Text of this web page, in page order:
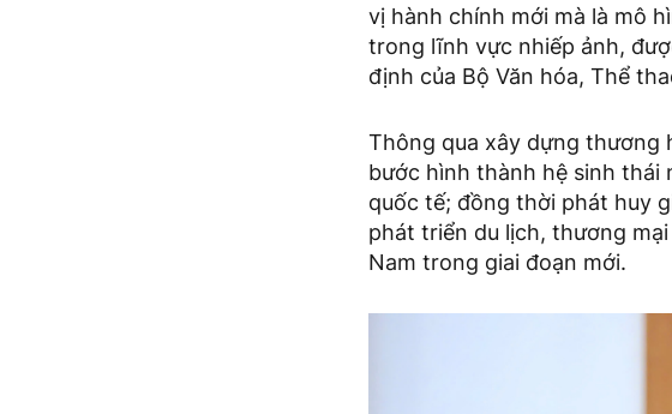
vị hành chính mới mà là mô
trong lĩnh vực nhiếp ảnh,
định của Bộ Văn hóa, Thể
Thông qua xây dựng thương
bước hình thành hệ sinh thái
quốc tế; đồng thời phát huy
phát triển du lịch, thương
Nam trong giai đoạn mới.